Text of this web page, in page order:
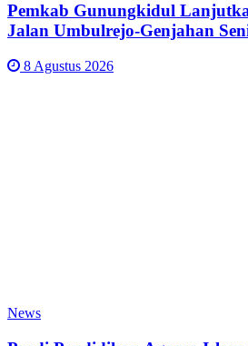
Pemkab Gunungkidul
Jalan Umbulrejo-Genjahan
8 Agustus 2026
News